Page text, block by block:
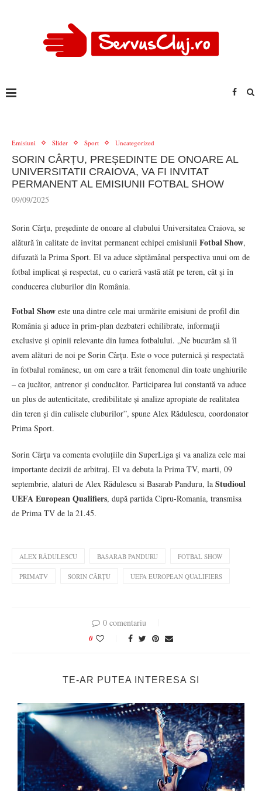
Emisiuni Slider Sport Uncategorized
SORIN CÂRȚU, PREȘEDINTE DE ONOARE AL
UNIVERSITATII CRAIOVA, VA FI INVITAT
PERMANENT AL EMISIUNII FOTBAL SHOW
09/09/2025
Sorin Cârțu, președinte de onoare al clubului Universitatea Craiova, se
alătură în calitate de invitat permanent echipei emisiunii Fotbal Show,
difuzată la Prima Sport. El va aduce săptămânal perspectiva unui om de
fotbal implicat și respectat, cu o carieră vastă atât pe teren, cât și în
conducerea cluburilor din România.
Fotbal Show este una dintre cele mai urmărite emisiuni de profil din
România și aduce în prim-plan dezbateri echilibrate, informații
exclusive și opinii relevante din lumea fotbalului. „Ne bucurăm să îl
avem alături de noi pe Sorin Cârțu. Este o voce puternică și respectată
în fotbalul românesc, un om care a trăit fenomenul din toate unghiurile
– ca jucător, antrenor și conducător. Participarea lui constantă va aduce
un plus de autenticitate, credibilitate și analize apropiate de realitatea
din teren și din culisele cluburilor”, spune Alex Rădulescu, coordonator
Prima Sport.
Sorin Cârțu va comenta evoluțiile din SuperLiga și va analiza cele mai
importante decizii de arbitraj. El va debuta la Prima TV, marti, 09
septembrie, alaturi de Alex Rădulescu si Basarab Panduru, la Studioul
UEFA European Qualifiers, după partida Cipru-Romania, transmisa
de Prima TV de la 21.45.
ALEX RĂDULESCU BASARAB PANDURU FOTBAL SHOW
PRIMATV SORIN CÂRȚU UEFA EUROPEAN QUALIFIERS
0 comentariu
0
TE-AR PUTEA INTERESA SI